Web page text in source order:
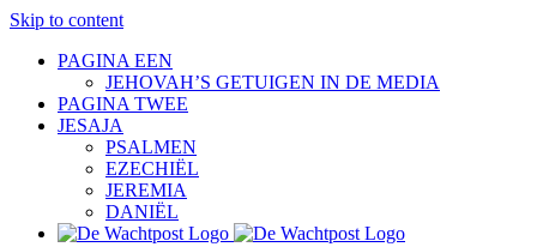
Skip to content
PAGINA EEN
JEHOVAH’S GETUIGEN IN DE MEDIA
PAGINA TWEE
JESAJA
PSALMEN
EZECHIËL
JEREMIA
DANIËL